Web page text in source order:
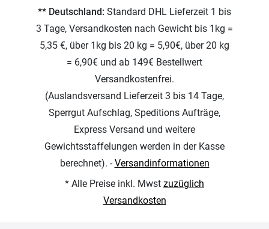
** Deutschland: Standard DHL Lieferzeit 1 bis
3 Tage, Versandkosten nach Gewicht bis 1kg =
5,35 €, über 1kg bis 20 kg = 5,90€, über 20 kg
= 6,90€ und ab 149€ Bestellwert
Versandkostenfrei.
(Auslandsversand Lieferzeit 3 bis 14 Tage,
Sperrgut Aufschlag, Speditions Aufträge,
Express Versand und weitere
Gewichtsstaffelungen werden in der Kasse
berechnet). -Versandinformationen
* Alle Preise inkl. Mwst zuzüglich
Versandkosten